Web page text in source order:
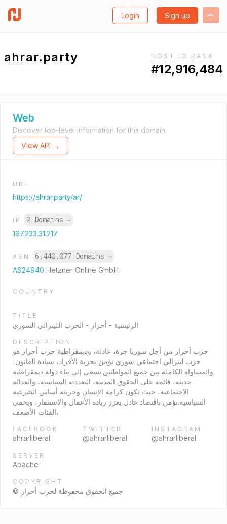
Login Sign up
ahrar.party HOST.IO RANK
#12,916,484
Web
Discover top-level information for this domain.
View API →
URL
https://ahrar.party/ar/
IP 2 Domains →
167.233.31.217
ASN 6,440,077 Domains →
AS24940 Hetzner Online GmbH
COUNTRY
TITLE
الرئيسية - أحرار - الحزب الليبرالي السوري
DESCRIPTION
حزب أحرار من أجل سوريا حرة، عادلة، وديمقراطية حزب أحرار هو
حزب ليبرالي اجتماعي سوري يؤمن بحرية الأفراد، سيادة القانون،
والمساواة الكاملة بين جميع المواطنين.نسعى إلى بناء دولة ديمقراطية
حديثة، قائمة على الحقوق المدنية، التعددية السياسية، والعدالة
الاجتماعية، حيث تكون كرامة الإنسان وحريته أساس الشرعية
السياسية.نؤمن باقتصاد عادل يعزز ريادة الأعمال والاستثمار، ويحمي
الفئات الأضعف،
FACEBOOK
ahrarliberal
TWITTER
@ahrarliberal
INSTAGRAM
@ahrarliberal
SERVER
Apache
COPYRIGHT
© جميع الحقوق محفوظة لحزب أحرار